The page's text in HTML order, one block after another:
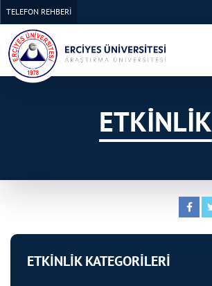
TELEFON REHBERİ
ETKİNLİK
ETKİNLİK KATEGORİLERİ